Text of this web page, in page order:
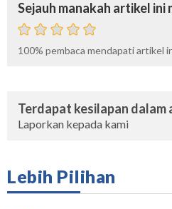
Sejauh manakah artikel ini
100% pembaca mendapati artikel
Terdapat kesilapan dalam
Laporkan kepada kami
Lebih Pilihan